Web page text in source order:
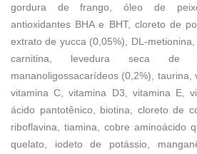
gordura de frango, óleo de
antioxidantes BHA e BHT, cloreto de
extrato de yucca (0,05%), DL-
carnitina, levedura seca de
mananoligossacarídeos (0,2%), taurina,
vitamina C, vitamina D3, vitamina E,
ácido pantotênico, biotina, cloreto de
riboflavina, tiamina, cobre aminoácido
quelato, iodeto de potássio,